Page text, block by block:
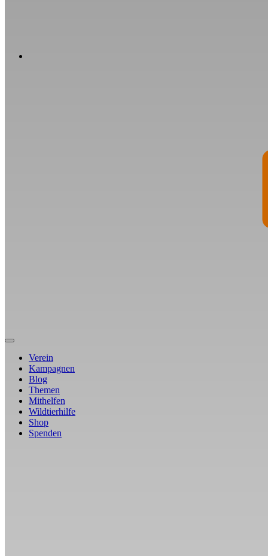
Verein
Kampagnen
Blog
Themen
Mithelfen
Wildtierhilfe
Shop
Spenden